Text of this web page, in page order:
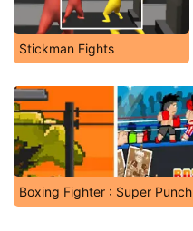
Stickman Fights
Boxing Fighter : Super Punch